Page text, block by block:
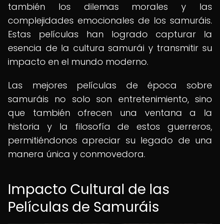
también los dilemas morales y las
complejidades emocionales de los samuráis.
Estas películas han logrado capturar la
esencia de la cultura samurái y transmitir su
impacto en el mundo moderno.
Las mejores películas de época sobre
samuráis no solo son entretenimiento, sino
que también ofrecen una ventana a la
historia y la filosofía de estos guerreros,
permitiéndonos apreciar su legado de una
manera única y conmovedora.
Impacto Cultural de las
Películas de Samuráis